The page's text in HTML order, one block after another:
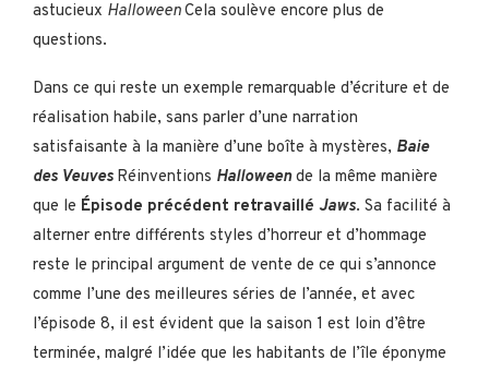
astucieux HalloweenCela soulève encore plus de
questions.
Dans ce qui reste un exemple remarquable d’écriture et de
réalisation habile, sans parler d’une narration
satisfaisante à la manière d’une boîte à mystères, Baie
des Veuves Réinventions Halloweende la même manière
que le Épisode précédent retravaillé Jaws. Sa facilité à
alterner entre différents styles d’horreur et d’hommage
reste le principal argument de vente de ce qui s’annonce
comme l’une des meilleures séries de l’année, et avec
l’épisode 8, il est évident que la saison 1 est loin d’être
terminée, malgré l’idée que les habitants de l’île éponyme